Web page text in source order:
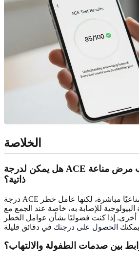
الخلاصة
هل يمكن لدرجة ACE عالية أن تسبب مرض مناعة
ذاتية؟
درجة ACE العالية لا تسبب مرضًا مناعيًا مباشرة، لكنها عامل خطر
البيولوجية للإصابة به، خاصة عند الجمع مع
أخرى. إذا كنت فضوليًا بشأن عوامل الخطر
الحصول على درجتك
بين صدمات الطفولة والالتهاب؟